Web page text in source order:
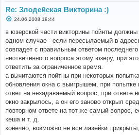
Re: Злодейская Викторина :)
С
о
б
щ
е
н
и
е
24.06.2008 19:44
в юзерской части викторины пойнты
одном случае - если пересылаемый в
совпадет с правильным ответом последнего
неотвеченного вопроса этому юзеру, при
ответить за ограниченное время.
а вычитаются пойтны при некоторых
обновления окна с выигрышем, при попытке
ответ на незадаваемый вопрос, при ответе
окно закрылось, а он его заново открыл
повторном ответе на тот же самый вопрос,
кеша и т. д.
конечно, возможно не все лазейки